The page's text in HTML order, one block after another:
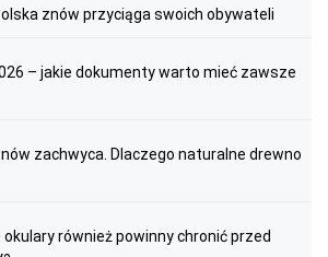
znów przyciąga swoich obywateli
– jakie dokumenty warto mieć zawsze
zachwyca. Dlaczego naturalne drewno
również powinny chronić przed